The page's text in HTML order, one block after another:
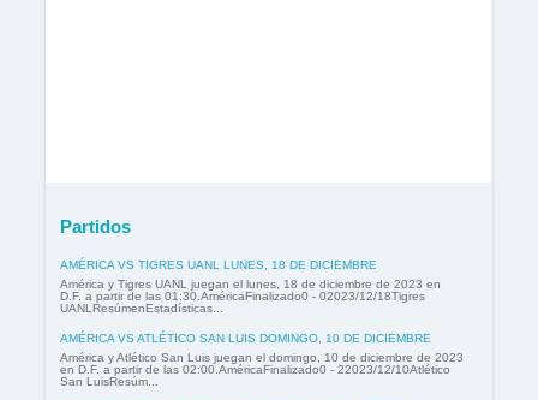
Partidos
AMÉRICA VS TIGRES UANL LUNES, 18 DE DICIEMBRE
América y Tigres UANL juegan el lunes, 18 de diciembre de 2023 en
D.F. a partir de las 01:30.AméricaFinalizado0 - 02023/12/18Tigres
UANLResúmenEstadísticas...
AMÉRICA VS ATLÉTICO SAN LUIS DOMINGO, 10 DE DICIEMBRE
América y Atlético San Luis juegan el domingo, 10 de diciembre de 2023
en D.F. a partir de las 02:00.AméricaFinalizado0 - 22023/12/10Atlético
San LuisResúm...